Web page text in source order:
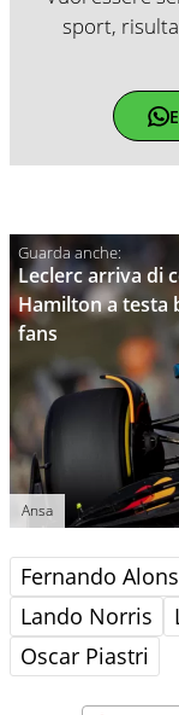
sport,
Leclerc arriva di
Hamilton a testa
fans
Ansa
Fernando
Lando Norris
Oscar Piastri